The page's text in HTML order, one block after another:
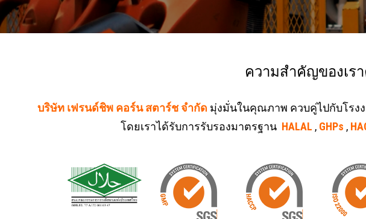
ความสำคัญของเ
บริษัท เฟรนด์ชิพ คอร์น สตาร์ช จำกัด มุ่งมั่นในคุณภาพ ควบคู่ไปกับโรง
โดยเราได้รับการรับรองมาตรฐาน HALAL , GHPs ,